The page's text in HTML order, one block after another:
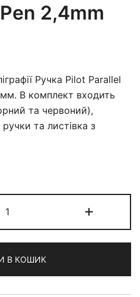
2,4mm
Ручка Pilot Parallel
В комплект входить
та червоний),
та листівка з
Parallel
Pen
кількість
+
В КОШИК